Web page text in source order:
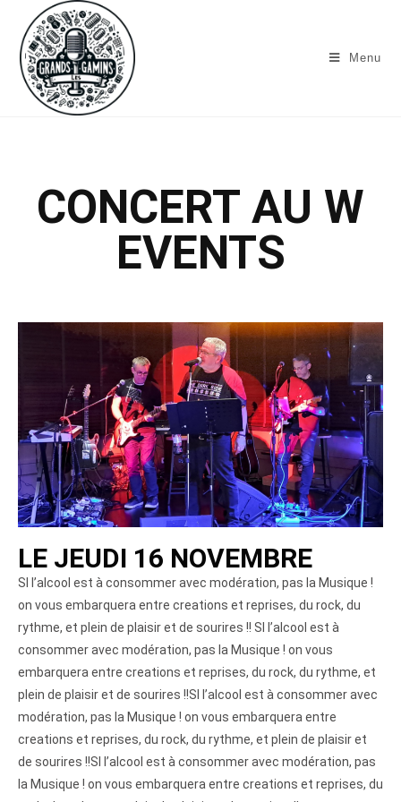
Menu
CONCERT AU W
EVENTS
LE JEUDI 16 NOVEMBRE
SI l’alcool est à consommer avec modération, pas la Musique !
on vous embarquera entre creations et reprises, du rock, du
rythme, et plein de plaisir et de sourires !! SI l’alcool est à
consommer avec modération, pas la Musique ! on vous
embarquera entre creations et reprises, du rock, du rythme, et
plein de plaisir et de sourires !!SI l’alcool est à consommer avec
modération, pas la Musique ! on vous embarquera entre
creations et reprises, du rock, du rythme, et plein de plaisir et
de sourires !!SI l’alcool est à consommer avec modération, pas
la Musique ! on vous embarquera entre creations et reprises, du